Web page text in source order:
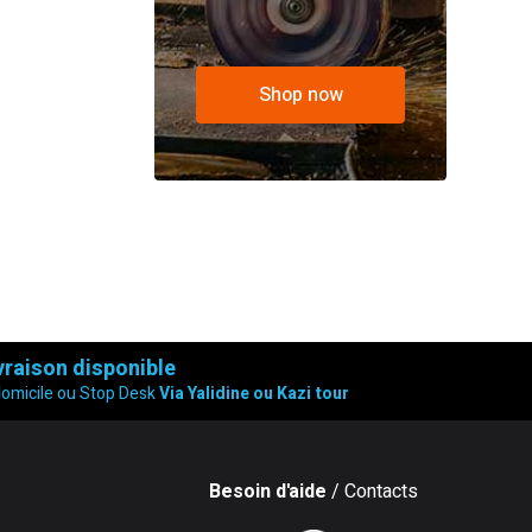
Shop now
disponible
ou Stop DeskVia Yalidine ou Kazi tour
Besoin d'aide / Contacts